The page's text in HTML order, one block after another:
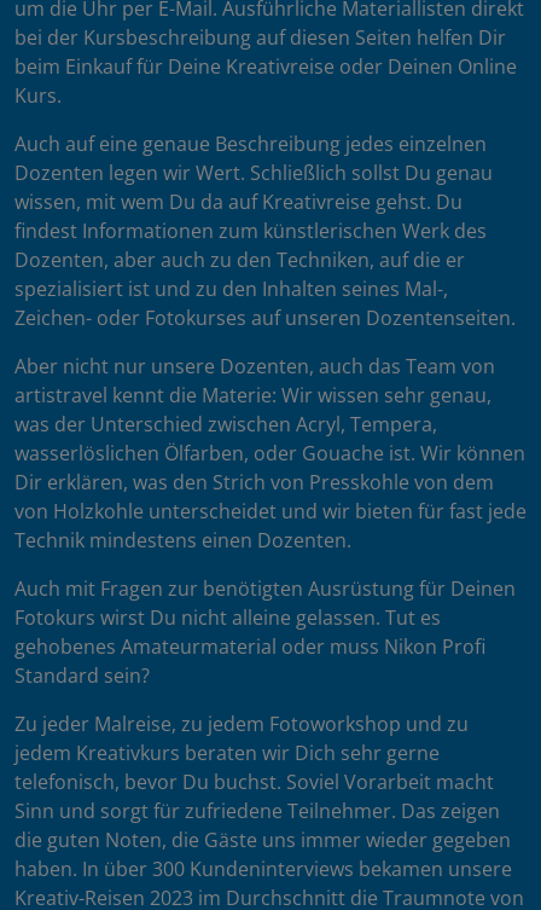
um die Uhr per E-Mail. Ausführliche Materiallisten direkt
bei der Kursbeschreibung auf diesen Seiten helfen Dir
beim Einkauf für Deine Kreativreise oder Deinen Online
Kurs.
Auch auf eine genaue Beschreibung jedes einzelnen
Dozenten legen wir Wert. Schließlich sollst Du genau
wissen, mit wem Du da auf Kreativreise gehst. Du
findest Informationen zum künstlerischen Werk des
Dozenten, aber auch zu den Techniken, auf die er
spezialisiert ist und zu den Inhalten seines Mal-,
Zeichen- oder Fotokurses auf unseren Dozentenseiten.
Aber nicht nur unsere Dozenten, auch das Team von
artistravel kennt die Materie: Wir wissen sehr genau,
was der Unterschied zwischen Acryl, Tempera,
wasserlöslichen Ölfarben, oder Gouache ist. Wir können
Dir erklären, was den Strich von Presskohle von dem
von Holzkohle unterscheidet und wir bieten für fast jede
Technik mindestens einen Dozenten.
Auch mit Fragen zur benötigten Ausrüstung für Deinen
Fotokurs wirst Du nicht alleine gelassen. Tut es
gehobenes Amateurmaterial oder muss Nikon Profi
Standard sein?
Zu jeder Malreise, zu jedem Fotoworkshop und zu
jedem Kreativkurs beraten wir Dich sehr gerne
telefonisch, bevor Du buchst. Soviel Vorarbeit macht
Sinn und sorgt für zufriedene Teilnehmer. Das zeigen
die guten Noten, die Gäste uns immer wieder gegeben
haben. In über 300 Kundeninterviews bekamen unsere
Kreativ-Reisen 2023 im Durchschnitt die Traumnote von